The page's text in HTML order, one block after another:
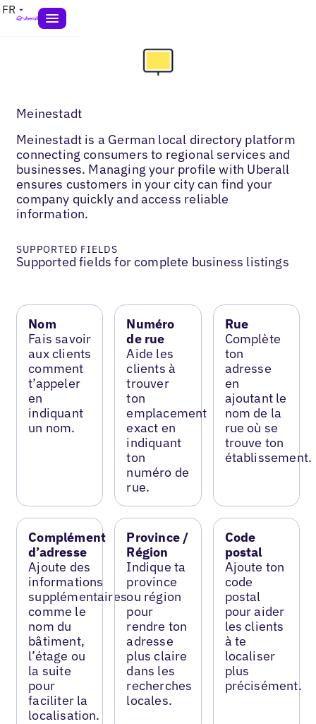
FR
Meinestadt
Meinestadt is a German local directory platform
connecting consumers to regional services and
businesses. Managing your profile with Uberall
ensures customers in your city can find your
company quickly and access reliable
information.
SUPPORTED FIELDS
Supported fields for complete business listings
Nom
Fais savoir
aux clients
comment
t’appeler
en
indiquant
un nom.
Numéro
de rue
Aide les
clients à
trouver
ton
emplacement
exact en
indiquant
ton
numéro de
rue.
Rue
Complète
ton
adresse
en
ajoutant le
nom de la
rue où se
trouve ton
établissement.
Complément
d’adresse
Ajoute des
informations
supplémentaires
comme le
nom du
bâtiment,
l’étage ou
la suite
pour
faciliter la
localisation.
Province /
Région
Indique ta
province
ou région
pour
rendre ton
adresse
plus claire
dans les
recherches
locales.
Code
postal
Ajoute ton
code
postal
pour aider
les clients
à te
localiser
plus
précisément.